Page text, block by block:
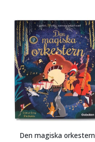
Den magiska orkestern